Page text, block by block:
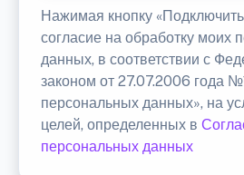
Нажимая кнопку
согласие на обработку моих
данных, в соответствии с
законом от 27.07.2006 года
персональных данных», на
целей, определенных в
персональных данных